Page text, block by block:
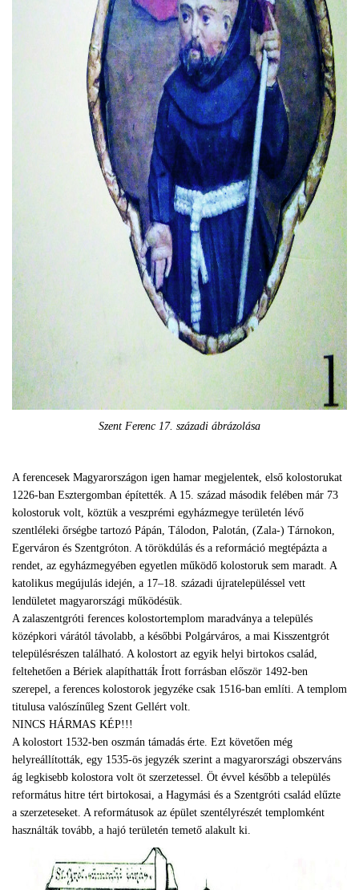
Szent Ferenc 17. századi ábrázolása
A ferencesek Magyarországon igen hamar megjelentek, első kolostorukat
1226-ban Esztergomban építették. A 15. század második felében már 73
kolostoruk volt, köztük a veszprémi egyházmegye területén lévő
szentléleki őrségbe tartozó Pápán, Tálodon, Palotán, (Zala-) Tárnokon,
Egerváron és Szentgróton. A törökdúlás és a reformáció megtépázta a
rendet, az egyházmegyében egyetlen működő kolostoruk sem maradt. A
katolikus megújulás idején, a 17–18. századi újratelepüléssel vett
lendületet magyarországi működésük.
A zalaszentgróti ferences kolostortemplom maradványa a település
középkori várától távolabb, a későbbi Polgárváros, a mai Kisszentgrót
településrészen található. A kolostort az egyik helyi birtokos család,
feltehetően a Bériek alapíthatták Írott forrásban először 1492-ben
szerepel, a ferences kolostorok jegyzéke csak 1516-ban említi. A templom
titulusa valószínűleg Szent Gellért volt.
NINCS HÁRMAS KÉP!!!
A kolostort 1532-ben oszmán támadás érte. Ezt követően még
helyreállították, egy 1535-ös jegyzék szerint a magyarországi obszerváns
ág legkisebb kolostora volt öt szerzetessel. Öt évvel később a település
református hitre tért birtokosai, a Hagymási és a Szentgróti család elűzte
a szerzeteseket. A reformátusok az épület szentélyrészét templomként
használták tovább, a hajó területén temető alakult ki.